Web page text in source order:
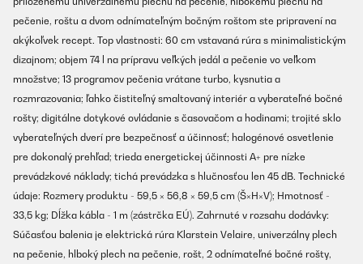
pečenie, roštu a dvom odnímateľným bočným roštom ste pripravení na
akýkoľvek recept. Top vlastnosti: 60 cm vstavaná rúra s minimalistickým
dizajnom; objem 74 l na prípravu veľkých jedál a pečenie vo veľkom
množstve; 13 programov pečenia vrátane turbo, kysnutia a
rozmrazovania; ľahko čistiteľný smaltovaný interiér a vyberateľné bočné
rošty; digitálne dotykové ovládanie s časovačom a hodinami; trojité sklo
vyberateľných dverí pre bezpečnosť a účinnosť; halogénové osvetlenie
pre dokonalý prehľad; trieda energetickej účinnosti A+ pre nízke
prevádzkové náklady; tichá prevádzka s hlučnosťou len 45 dB. Technické
údaje: Rozmery produktu - 59,5 × 56,8 × 59,5 cm (Š×H×V); Hmotnosť -
33,5 kg; Dĺžka kábla - 1 m (zástrčka EÚ). Zahrnuté v rozsahu dodávky:
Súčasťou balenia je elektrická rúra Klarstein Velaire, univerzálny plech
na pečenie, hlboký plech na pečenie, rošt, 2 odnímateľné bočné rošty,